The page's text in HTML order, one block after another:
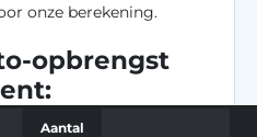
onze berekening.
opbrengst
Aantal